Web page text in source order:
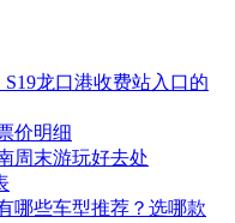
龙口港收费站入口的
价明细
周末游玩好去处
哪些车型推荐？选哪款